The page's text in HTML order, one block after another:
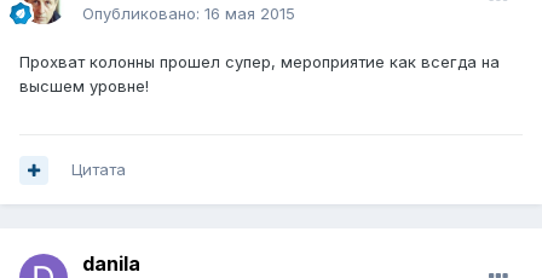
Опубликовано: 16 мая 2015
Прохват колонны прошел супер, мероприятие как всегда на
высшем уровне!
Цитата
danila